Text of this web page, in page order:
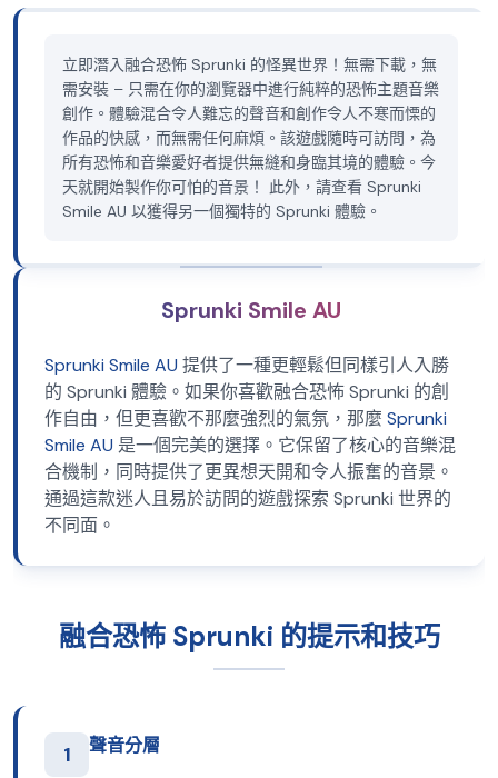
立即潛入融合恐怖 Sprunki 的怪異世界！無需下載，無
需安裝 – 只需在你的瀏覽器中進行純粹的恐怖主題音樂
創作。體驗混合令人難忘的聲音和創作令人不寒而慄的
作品的快感，而無需任何麻煩。該遊戲隨時可訪問，為
所有恐怖和音樂愛好者提供無縫和身臨其境的體驗。今
天就開始製作你可怕的音景！ 此外，請查看 Sprunki
Smile AU 以獲得另一個獨特的 Sprunki 體驗。
Sprunki Smile AU
Sprunki Smile AU 提供了一種更輕鬆但同樣引人入勝
的 Sprunki 體驗。如果你喜歡融合恐怖 Sprunki 的創
作自由，但更喜歡不那麼強烈的氣氛，那麼 Sprunki
Smile AU 是一個完美的選擇。它保留了核心的音樂混
合機制，同時提供了更異想天開和令人振奮的音景。
通過這款迷人且易於訪問的遊戲探索 Sprunki 世界的
不同面。
融合恐怖 Sprunki 的提示和技巧
1 聲音分層